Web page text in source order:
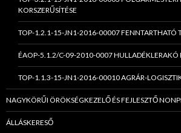
KORSZERŰSÍTÉSE
TOP-1.2.1-15-JN1-2016-00007 FENNTARTHATÓ
ÉAOP-5.1.2/C-09-2010-0007 HULLADÉKLERAKÓ
TOP-1.1.3-15-JN1-2016-00010 AGRÁR-
NAGYKÖRŰI ÖRÖKSÉGKEZELŐ ÉS FEJLESZTŐ
ÁLLÁSKERESŐ